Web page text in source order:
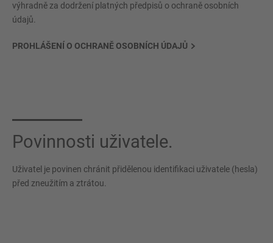
výhradně za dodržení platných předpisů o ochraně osobních
údajů.
PROHLÁŠENÍ O OCHRANĚ OSOBNÍCH ÚDAJŮ
Povinnosti uživatele.
Uživatel je povinen chránit přidělenou identifikaci uživatele (hesla)
před zneužitím a ztrátou.